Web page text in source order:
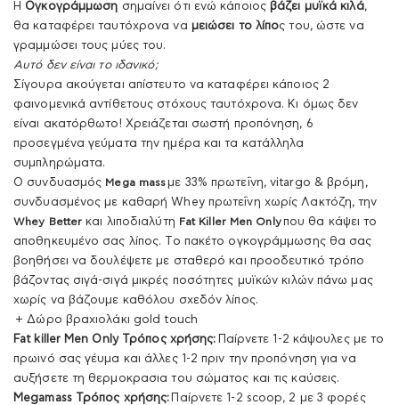
Η Ογκογράμμωση σημαίνει ότι ενώ κάποιοςβάζει μυϊκά κιλά,
θα καταφέρει ταυτόχρονα να μειώσει το λίπος του, ώστε να
γραμμώσει τους μύες του.
Αυτό δεν είναι το ιδανικό;
Σίγουρα ακούγεται απίστευτο να καταφέρει κάποιος 2
φαινομενικά αντίθετους στόχους ταυτόχρονα. Κι όμως δεν
είναι ακατόρθωτο! Χρειάζεται σωστή προπόνηση, 6
προσεγμένα γεύματα την ημέρα και τα κατάλληλα
συμπληρώματα.
O συνδυασμός Mega massμε 33% πρωτεΐνη, vitargo & βρόμη,
συνδυασμένος με καθαρή Whey πρωτεΐνη χωρίς Λακτόζη, την
Whey Better και λιποδιαλύτη Fat Killer Men Onlyπου θα κάψει το
αποθηκευμένο σας λίπος. Το πακέτο ογκογράμμωσης θα σας
βοηθήσει να δουλέψετε με σταθερό και προοδευτικό τρόπο
βάζοντας σιγά-σιγά μικρές ποσότητες μυϊκών κιλών πάνω μας
χωρίς να βάζουμε καθόλου σχεδόν λίπος.
+ Δώρο βραχιολάκι gold touch
Fat killer Men Only Τρόπος χρήσης: Παίρνετε 1-2 κάψουλες με το
πρωινό σας γέυμα και άλλες 1-2 πριν την προπόνηση για να
αυξήσετε τη θερμοκρασια του σώματος και τις καύσεις.
Megamass Τρόπος χρήσης:
Παίρνετε 1-2 scoop, 2 με 3 φορές